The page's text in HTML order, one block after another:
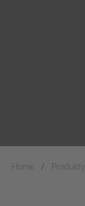
Home Produkty